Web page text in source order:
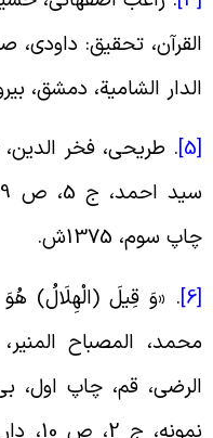
الشامیة، دمشق، بیروت،
.‏طریحی، فخر الدین،
سوم، 1375ش
.
. « وَ قِیلَ (الْهِلَالُ) هُوَ
قم، چاپ اول،